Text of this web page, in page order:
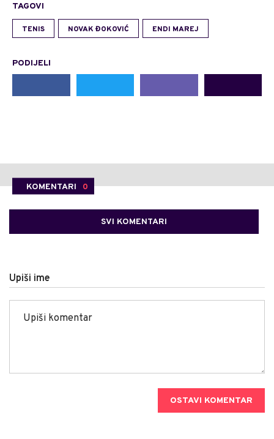
TAGOVI
TENIS NOVAK ĐOKOVIĆ ENDI MAREJ
PODIJELI
KOMENTARI 0
SVI KOMENTARI
Upiši ime
OSTAVI KOMENTAR